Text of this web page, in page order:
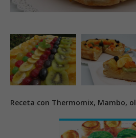
Receta con Thermomix, Mambo,